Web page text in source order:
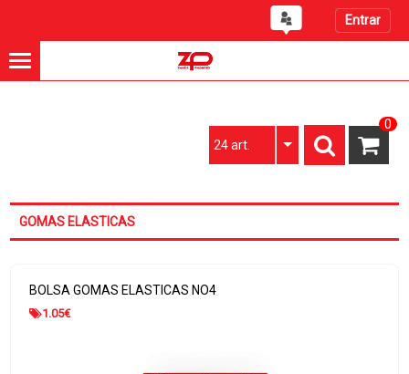
Entrar
0
24 art.
GOMAS ELASTICAS
BOLSA GOMAS ELASTICAS NO4
1.05€